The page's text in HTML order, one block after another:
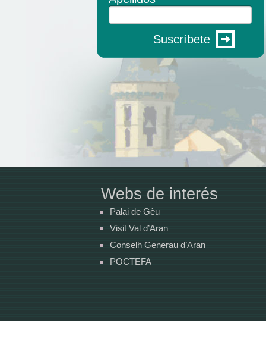
Suscríbete
Webs de interés
Palai de Gèu
Visit Val d’Aran
Conselh Generau d’Aran
POCTEFA